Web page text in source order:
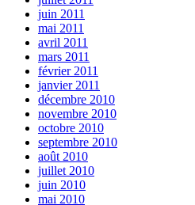
juin 2011
mai 2011
avril 2011
mars 2011
février 2011
janvier 2011
décembre 2010
novembre 2010
octobre 2010
septembre 2010
août 2010
juillet 2010
juin 2010
mai 2010